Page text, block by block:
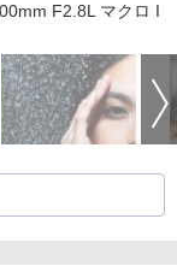
F2.8L マクロ I